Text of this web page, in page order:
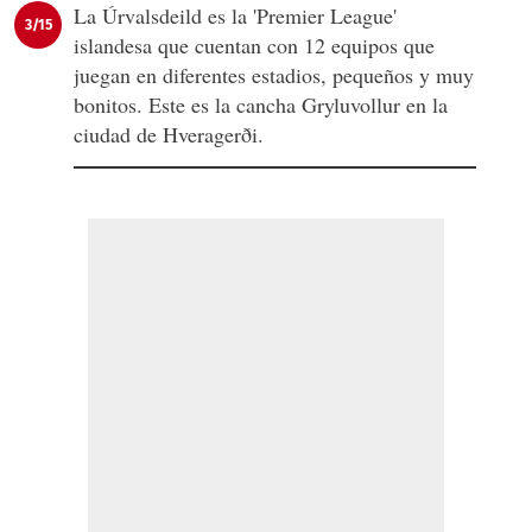
3/15
La Úrvalsdeild es la 'Premier League'
islandesa que cuentan con 12 equipos que
juegan en diferentes estadios, pequeños y muy
bonitos. Este es la cancha Gryluvollur en la
ciudad de Hveragerði.